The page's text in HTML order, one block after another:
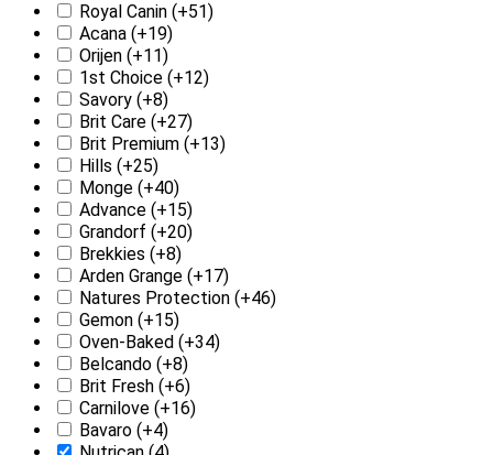
Royal Canin (+51)
Acana (+19)
Orijen (+11)
1st Choice (+12)
Savory (+8)
Brit Care (+27)
Brit Premium (+13)
Hills (+25)
Monge (+40)
Advance (+15)
Grandorf (+20)
Brekkies (+8)
Arden Grange (+17)
Natures Protection (+46)
Gemon (+15)
Oven-Baked (+34)
Belcando (+8)
Brit Fresh (+6)
Carnilove (+16)
Bavaro (+4)